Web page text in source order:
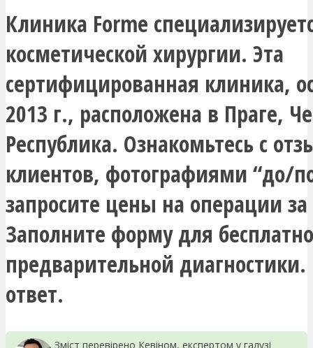
Клиника Forme
косметической хирургии. Эта
сертифицированная клиника,
2013 г., расположена в Праге,
Республика. Ознакомьтесь с
клиентов, фотографиями “до/
запросите цены на операции
Заполните форму для
предварительной
ответ.
Зміст перевірено Кевіном, експертом у галузі